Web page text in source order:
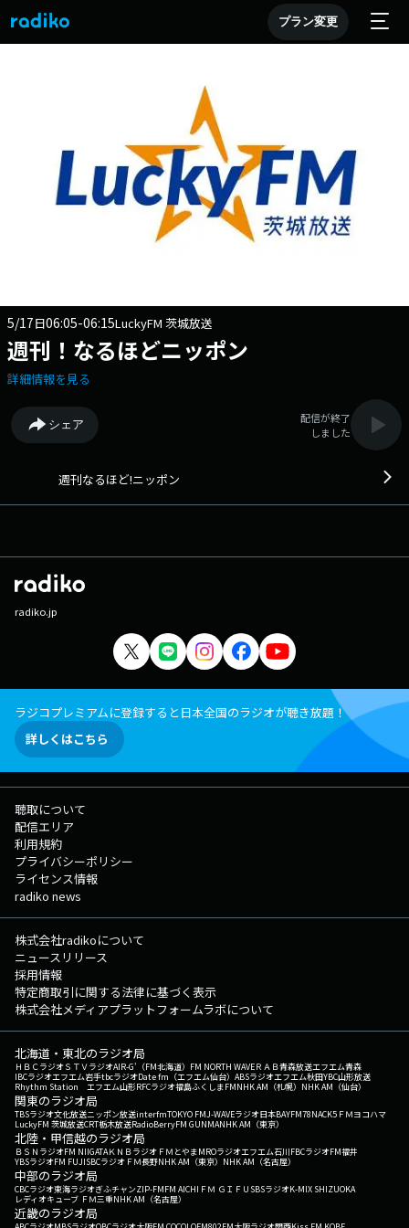
プラン変更
5/17日06:05-06:15LuckyFM 茨城放送
週刊！なるほどニッポン
詳細情報を見る
シェア
配信が終了
しました
週刊なるほど!ニッポン
radiko.jp
ラジコプレミアムに登録すると日本全国のラジオが聴き放題！
詳しくはこちら
聴取について
配信エリア
利用規約
プライバシーポリシー
ライセンス情報
radiko news
株式会社radikoについて
ニュースリリース
採用情報
特定商取引に関する法律に基づく表示
株式会社メディアプラットフォームラボについて
北海道・東北のラジオ局
ＨＢＣラジオＳＴＶラジオAIR-G'（FM北海道） FM NORTH WAVEＲＡＢ青森放送エフエム青森
IBCラジオエフエム岩手tbcラジオDate fm（エフエム仙台） ABSラジオエフエム秋田YBC山形放送
Rhythm Station エフエム山形RFCラジオ福島ふくしまFMNHK AM（札幌） NHK AM（仙台）
関東のラジオ局
TBSラジオ文化放送ニッポン放送interfmTOKYO FMJ-WAVEラジオ日本BAYFM78NACK5 ＦＭヨコハマ
LuckyFM 茨城放送CRT栃木放送RadioBerryFM GUNMANHK AM（東京）
北陸・甲信越のラジオ局
ＢＳＮラジオFM NIIGATAＫＮＢラジオ ＦＭとやまMROラジオエフエム石川FBCラジオFM福井
YBSラジオFM FUJISBCラジオ ＦＭ長野NHK AM（東京） NHK AM（名古屋）
中部のラジオ局
CBCラジオ東海ラジオぎふチャンZIP-FMFM AICHI ＦＭ ＧＩＦＵ SBSラジオK-MIX SHIZUOKA
レディオキューブ ＦＭ三重NHK AM（名古屋）
近畿のラジオ局